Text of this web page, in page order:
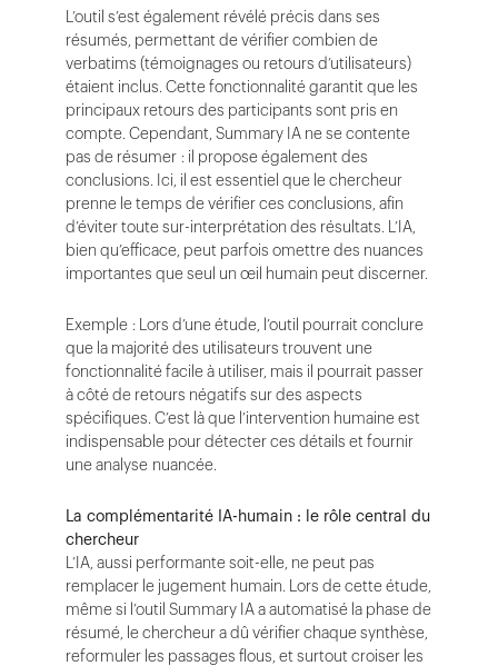
L’outil s’est également révélé précis dans ses
résumés, permettant de vérifier combien de
verbatims (témoignages ou retours d’utilisateurs)
étaient inclus. Cette fonctionnalité garantit que les
principaux retours des participants sont pris en
compte. Cependant, Summary IA ne se contente
pas de résumer : il propose également des
conclusions. Ici, il est essentiel que le chercheur
prenne le temps de vérifier ces conclusions, afin
d’éviter toute sur-interprétation des résultats. L’IA,
bien qu’efficace, peut parfois omettre des nuances
importantes que seul un œil humain peut discerner.
Exemple : Lors d’une étude, l’outil pourrait conclure
que la majorité des utilisateurs trouvent une
fonctionnalité facile à utiliser, mais il pourrait passer
à côté de retours négatifs sur des aspects
spécifiques. C’est là que l’intervention humaine est
indispensable pour détecter ces détails et fournir
une analyse nuancée.
La complémentarité IA-humain : le rôle central du
chercheur
L’IA, aussi performante soit-elle, ne peut pas
remplacer le jugement humain. Lors de cette étude,
même si l’outil Summary IA a automatisé la phase de
résumé, le chercheur a dû vérifier chaque synthèse,
reformuler les passages flous, et surtout croiser les